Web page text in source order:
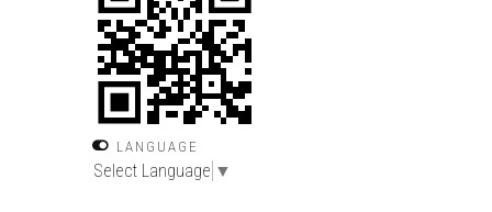
LANGUAGE
Select Language ▼